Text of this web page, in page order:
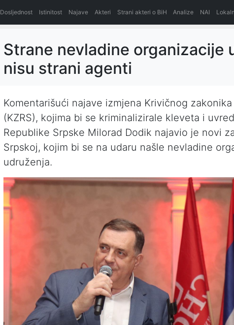
Dosljednost Istinitost Najave Akteri Strani akteri o BiH Analize NAI
Strane nevladine organizacije
nisu strani agenti
Komentarišući najave izmjena Krivičnog
(KZRS), kojima bi se kriminalizirale kleveta i
Republike Srpske Milorad Dodik najavio je novi
Srpskoj, kojim bi se na udaru našle nevladine
udruženja.